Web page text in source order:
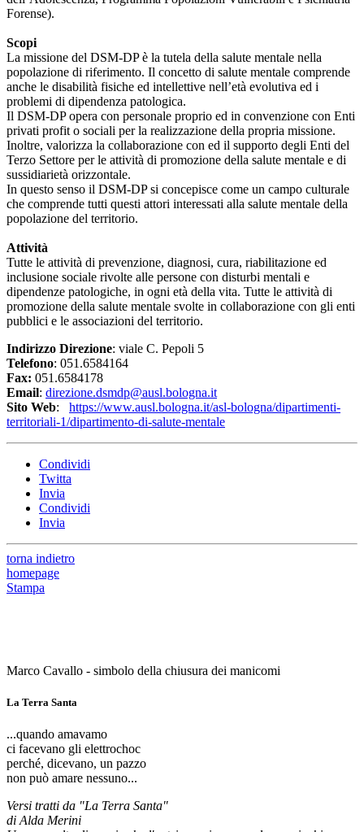
Forense).
Scopi
La missione del DSM-DP è la tutela della salute mentale nella
popolazione di riferimento. Il concetto di salute mentale comprende
anche le disabilità fisiche ed intellettive nell’età evolutiva ed i
problemi di dipendenza patologica.
Il DSM-DP opera con personale proprio ed in convenzione con Enti
privati profit o sociali per la realizzazione della propria missione.
Inoltre, valorizza la collaborazione con ed il supporto degli Enti del
Terzo Settore per le attività di promozione della salute mentale e di
sussidiarietà orizzontale.
In questo senso il DSM-DP si concepisce come un campo culturale
che comprende tutti questi attori interessati alla salute mentale della
popolazione del territorio.
Attività
Tutte le attività di prevenzione, diagnosi, cura, riabilitazione ed
inclusione sociale rivolte alle persone con disturbi mentali e
dipendenze patologiche, in ogni età della vita. Tutte le attività di
promozione della salute mentale svolte in collaborazione con gli enti
pubblici e le associazioni del territorio.
Indirizzo Direzione: viale C. Pepoli 5
Telefono: 051.6584164
Fax: 051.6584178
Email: direzione.dsmdp@ausl.bologna.it
Sito Web: https://www.ausl.bologna.it/asl-bologna/dipartimenti-
territoriali-1/dipartimento-di-salute-mentale
Condividi
Twitta
Invia
Condividi
Invia
torna indietro
homepage
Stampa
Marco Cavallo - simbolo della chiusura dei manicomi
La Terra Santa
...quando amavamo
ci facevano gli elettrochoc
perché, dicevano, un pazzo
non può amare nessuno...
Versi tratti da "La Terra Santa"
di Alda Merini